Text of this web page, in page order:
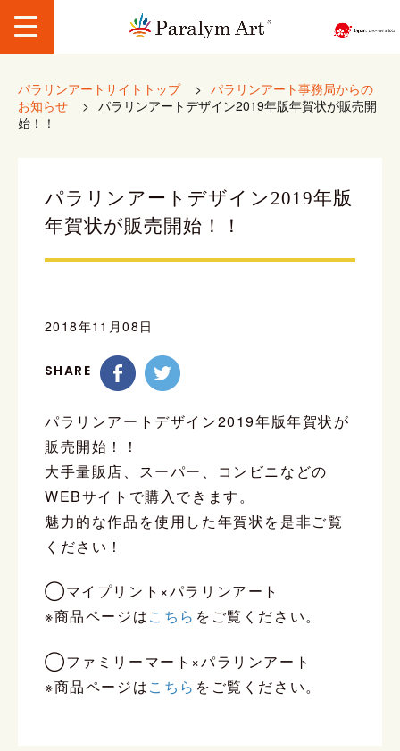
パラリンアートサイトトップ > パラリンアート事務局からの
お知らせ
> パラリンアートデザイン2019年版年賀状が販売開
始！！
パラリンアートデザイン2019年版
年賀状が販売開始！！
2018年11月08日
SHARE
パラリンアートデザイン2019年版年賀状が
販売開始！！
大手量販店、スーパー、コンビニなどの
WEBサイトで購入できます。
魅力的な作品を使用した年賀状を是非ご覧
ください！
◯マイプリント×パラリンアート
※商品ページはこちら をご覧ください。
◯ファミリーマート×パラリンアート
※商品ページはこちら をご覧ください。